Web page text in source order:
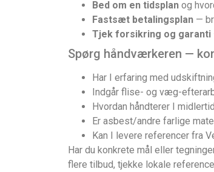
Bed om en tidsplan og
Fastsæt betalingsplan —
Tjek forsikring og garanti
Spørg håndværkeren —
Har I erfaring med
Indgår flise- og væg-
Hvordan håndterer I
Er asbest/andre farlige
Kan I levere referencer fra
Har du konkrete mål eller
flere tilbud, tjekke lokale